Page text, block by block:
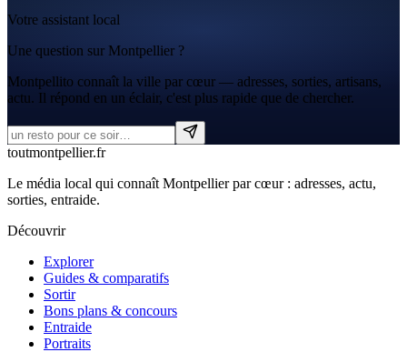
Votre assistant local
Une question sur Montpellier ?
Montpellito connaît la ville par cœur — adresses, sorties, artisans,
actu. Il répond en un éclair, c'est plus rapide que de chercher.
toutmontpellier.fr
Le média local qui connaît Montpellier par cœur : adresses, actu,
sorties, entraide.
Découvrir
Explorer
Guides & comparatifs
Sortir
Bons plans & concours
Entraide
Portraits